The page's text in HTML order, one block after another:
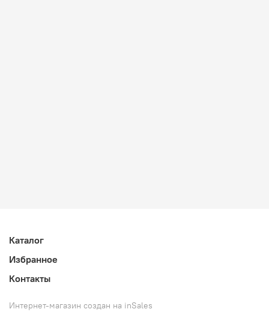
Каталог
Избранное
Контакты
Интернет-магазин создан на inSales